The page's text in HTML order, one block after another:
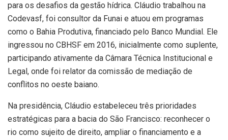
para os desafios da gestão hídrica. Cláudio trabalhou na
Codevasf, foi consultor da Funai e atuou em programas
como o Bahia Produtiva, financiado pelo Banco Mundial. Ele
ingressou no CBHSF em 2016, inicialmente como suplente,
participando ativamente da Câmara Técnica Institucional e
Legal, onde foi relator da comissão de mediação de
conflitos no oeste baiano.
Na presidência, Cláudio estabeleceu três prioridades
estratégicas para a bacia do São Francisco: reconhecer o
rio como sujeito de direito, ampliar o financiamento e a